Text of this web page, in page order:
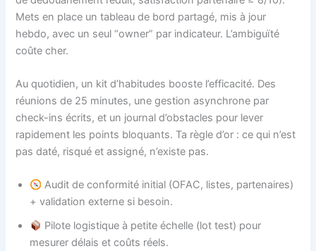
Mets en place un tableau de bord partagé, mis à jour
hebdo, avec un seul “owner” par indicateur. L’ambiguïté
coûte cher.
Au quotidien, un kit d’habitudes booste l’efficacité. Des
réunions de 25 minutes, une gestion asynchrone par
check-ins écrits, et un journal d’obstacles pour lever
rapidement les points bloquants. Ta règle d’or : ce qui n’est
pas daté, risqué et assigné, n’existe pas.
Audit de conformité initial (OFAC, listes, partenaires)
+ validation externe si besoin.
Pilote logistique à petite échelle (lot test) pour
mesurer délais et coûts réels.